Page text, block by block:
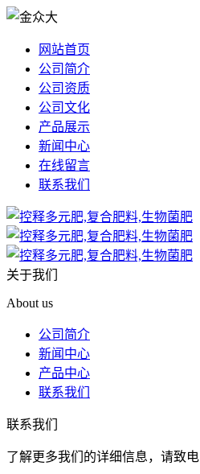
网站首页
公司简介
公司资质
公司文化
产品展示
新闻中心
在线留言
联系我们
关于我们
About us
公司简介
新闻中心
产品中心
联系我们
联系我们
了解更多我们的详细信息，请致电